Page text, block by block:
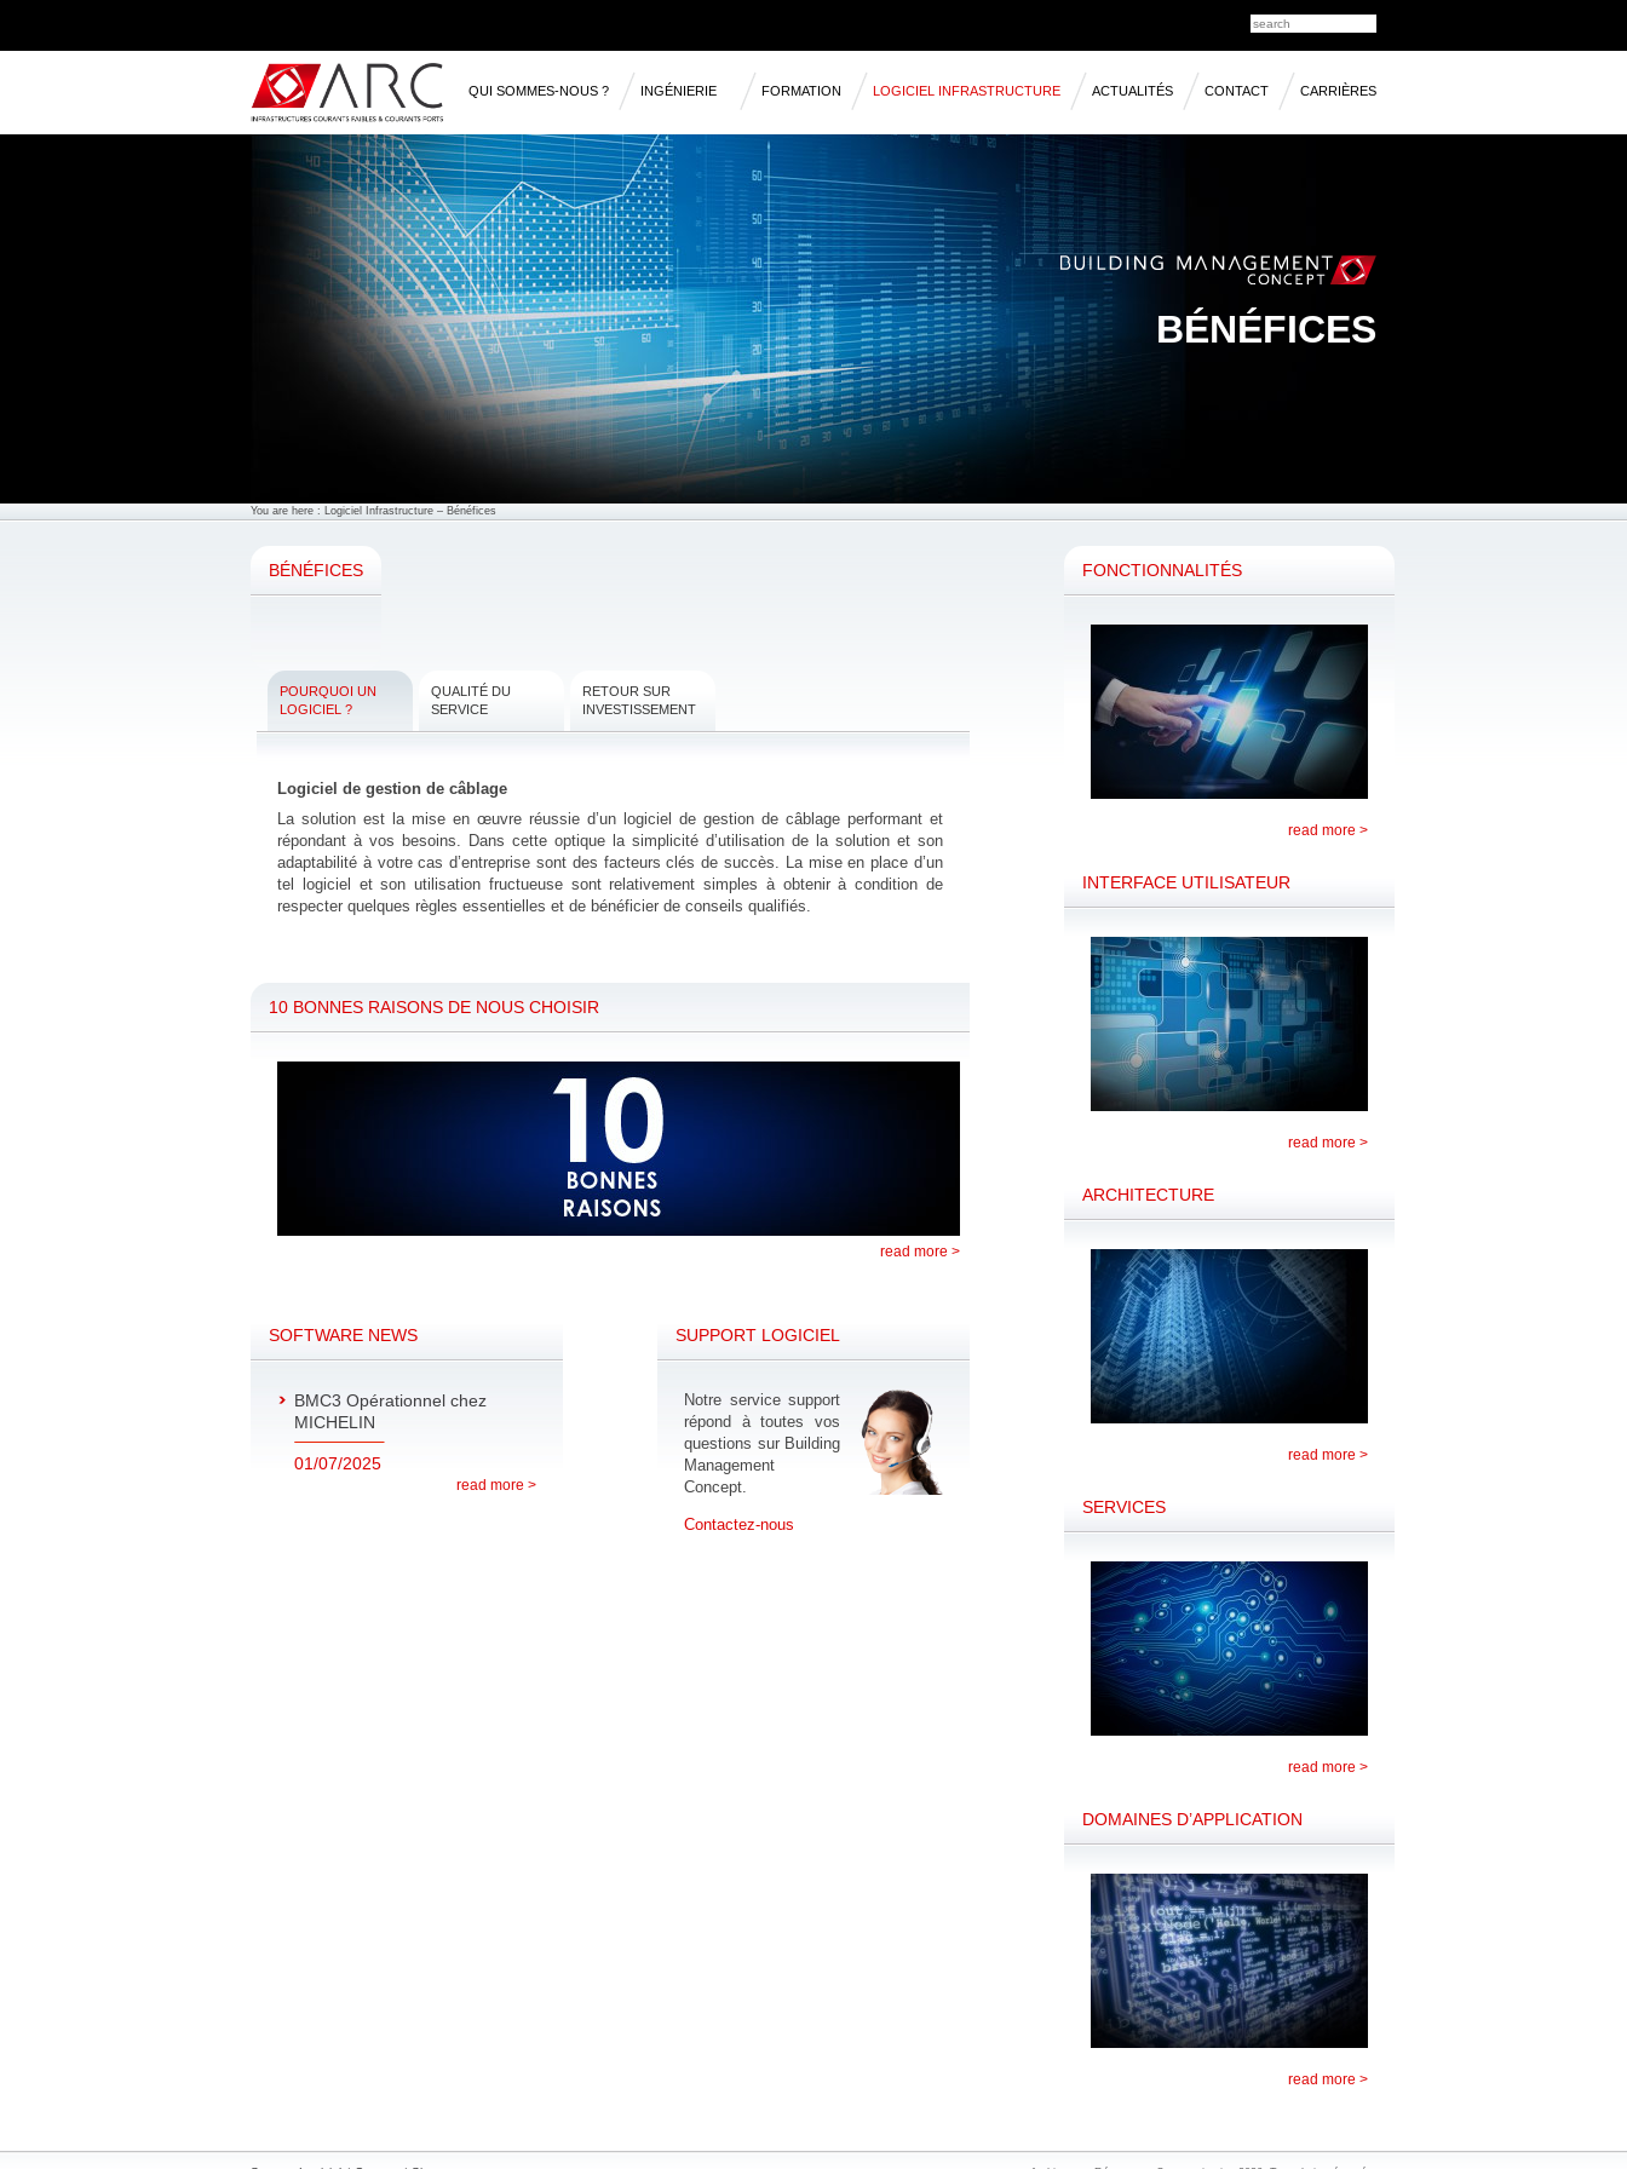
QUI SOMMES-NOUS ? INGÉNIERIE
RÉFÉRENCES
FORMATION LOGICIEL INFRASTRUCTURE ACTUALITÉS CONTACT CARRIÈRES
BÉNÉFICES
You are here : Logiciel Infrastructure – Bénéfices
BÉNÉFICES
POURQUOI UN
LOGICIEL ?
QUALITÉ DU
SERVICE
RETOUR SUR
INVESTISSEMENT
Logiciel de gestion de câblage
La solution est la mise en œuvre réussie d’un logiciel de gestion de câblage performant et
répondant à vos besoins. Dans cette optique la simplicité d’utilisation de la solution et son
adaptabilité à votre cas d’entreprise sont des facteurs clés de succès. La mise en place d’un
tel logiciel et son utilisation fructueuse sont relativement simples à obtenir à condition de
respecter quelques règles essentielles et de bénéficier de conseils qualifiés.
10 BONNES RAISONS DE NOUS CHOISIR
read more >
SOFTWARE NEWS
BMC3 Opérationnel chez
MICHELIN
01/07/2025
read more >
SUPPORT LOGICIEL
Notre service support
répond à toutes vos
questions sur Building
Management
Concept.
Contactez-nous
FONCTIONNALITÉS
read more >
INTERFACE UTILISATEUR
read more >
ARCHITECTURE
read more >
SERVICES
read more >
DOMAINES D’APPLICATION
read more >